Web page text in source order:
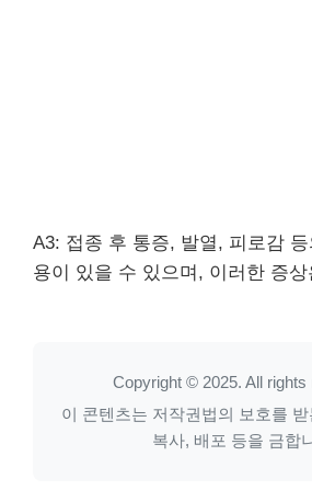
A3: 접종 후 통증, 발열, 피로감
용이 있을 수 있으며, 이러한 증
Copyright © 2025. All rights
이 콘텐츠는 저작권법의 보호를
복사, 배포 등을 금합